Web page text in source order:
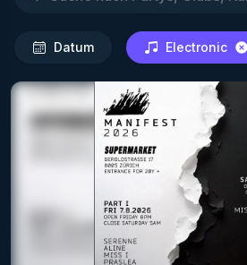
Datum Electronic